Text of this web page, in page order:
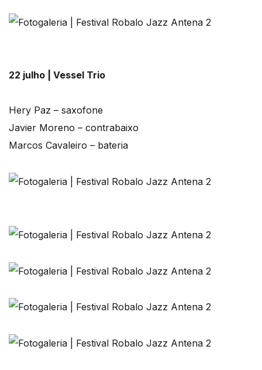
22 julho | Vessel Trio
Hery Paz – saxofone
Javier Moreno – contrabaixo
Marcos Cavaleiro – bateria